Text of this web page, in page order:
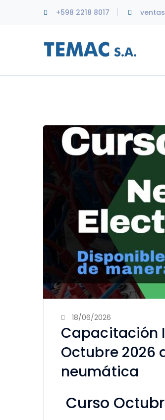
+598 2218 8017
18/06/2026
Capacitación
Octubre 2026
neumática
Curso